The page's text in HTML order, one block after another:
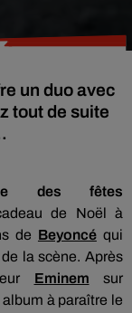
un duo avec
tout de suite
des fêtes
de Noël à
de Beyoncé qui
la scène. Après
Eminem sur
à paraître le